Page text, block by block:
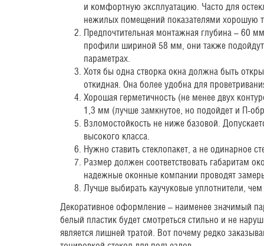
и комфортную эксплуатацию. Часто для
нежилых помещений показателями хорошую
Предпочтительная монтажная глубина – 60
профили шириной 58 мм, они также подойдут,
параметрах.
Хотя бы одна створка окна должна быть
откидная. Она более удобна для
Хорошая герметичность (не менее двух
1,3 мм (лучше замкнутое, но подойдет и П-
Взломостойкость не ниже базовой.
высокого класса.
Нужно ставить стеклопакет, а не одинарное
Размер должен соответствовать габаритам
надежные оконные компании проводят
Лучше выбирать каучуковые уплотнители,
Декоративное оформление – наименее значимый
белый пластик будет смотреться стильно и не
является лишней тратой. Вот почему редко